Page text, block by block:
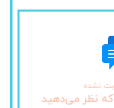
نشده
که نظر می‌دهید